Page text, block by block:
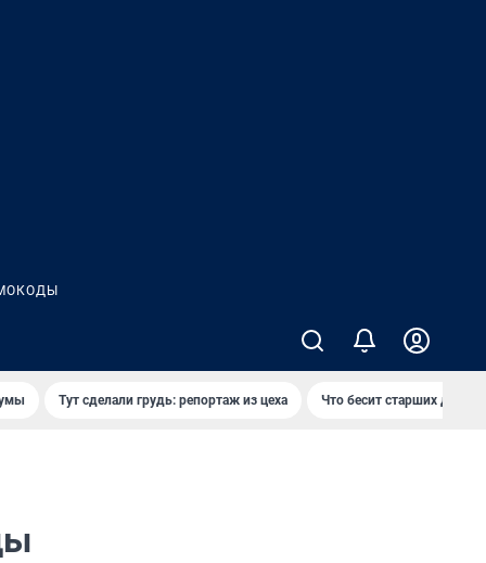
Тут сделали грудь: репортаж из цеха Что бесит старших детей